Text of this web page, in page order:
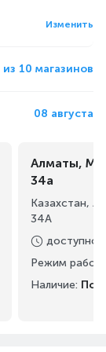
Изменить
из 10 магазинов
08 августа
Алматы,
34а
Казахстан,
34А
доступно
Режим
Наличие: Под